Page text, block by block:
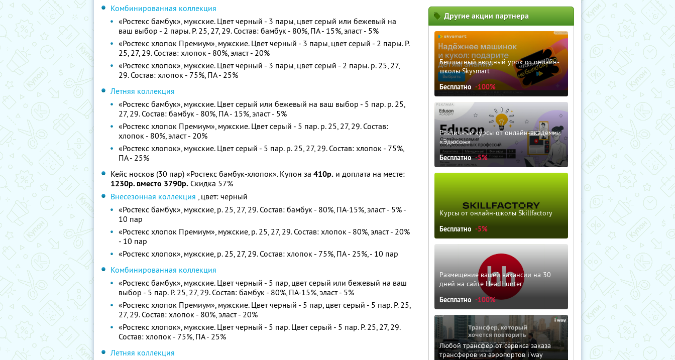
Комбинированная коллекция
«Ростекс бамбук», мужские. Цвет черный - 3 пары, цвет серый или бежевый на
ваш выбор - 2 пары. Р. 25, 27, 29. Состав: бамбук - 80%, ПА - 15%, эласт - 5%
«Ростекс хлопок Премиум», мужские. Цвет черный - 3 пары, цвет серый - 2 пары. Р.
25, 27, 29. Состав: хлопок - 80%, эласт - 20%
«Ростекс хлопок», мужские. Цвет черный - 3 пары, цвет серый - 2 пары. р. 25, 27,
29. Состав: хлопок - 75%, ПА - 25%
Летняя коллекция
«Ростекс бамбук», мужские. Цвет серый или бежевый на ваш выбор - 5 пар. р. 25,
27, 29. Состав: бамбук - 80%, ПА - 15%, эласт - 5%
«Ростекс хлопок Премиум», мужские. Цвет серый - 5 пар. р. 25, 27, 29. Состав:
хлопок - 80%, эласт - 20%
«Ростекс хлопок», мужские. Цвет серый - 5 пар. р. 25, 27, 29. Состав: хлопок - 75%,
ПА - 25%
Кейс носков (30 пар) «Ростекс бамбук-хлопок». Купон за 410р. и доплата на месте:
1230р. вместо 3790р. Скидка 57%
Внесезонная коллекция , цвет: черный
«Ростекс бамбук», мужские, р. 25, 27, 29. Состав: бамбук - 80%, ПА-15%, эласт - 5% -
10 пар
«Ростекс хлопок Премиум», мужские, р. 25, 27, 29. Состав: хлопок - 80%, эласт - 20%
- 10 пар
«Ростекс хлопок», мужские, р. 25, 27, 29. Состав: хлопок - 75%, ПА - 25%, - 10 пар
Комбинированная коллекция
«Ростекс бамбук», мужские. Цвет черный - 5 пар, цвет серый или бежевый на ваш
выбор - 5 пар. Р. 25, 27, 29. Состав: бамбук - 80%, ПА-15%, эласт - 5%
«Ростекс хлопок Премиум», мужские. Цвет черный - 5 пар, цвет серый - 5 пар. Р. 25,
27, 29. Состав: хлопок - 80%, эласт - 20%
«Ростекс хлопок», мужские. Цвет черный - 5 пар. Цвет серый - 5 пар. Р. 25, 27, 29.
Состав: хлопок - 75%, ПА - 25%
Летняя коллекция
Другие акции партнера
Бесплатный вводный урок от онлайн-
школы Skysmart
Бесплатно -100%
Различные курсы от онлайн-академии
«Эдюсон»
Бесплатно -5%
Курсы от онлайн-школы Skillfactory
Бесплатно -5%
Размещение вашей вакансии на 30
дней на сайте HeadHunter
Бесплатно -100%
Любой трансфер от сервиса заказа
трансферов из аэропортов i'way